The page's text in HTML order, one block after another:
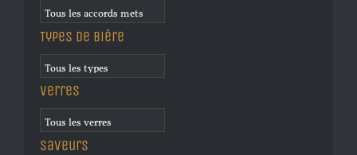
Types de bière
Verres
Saveurs